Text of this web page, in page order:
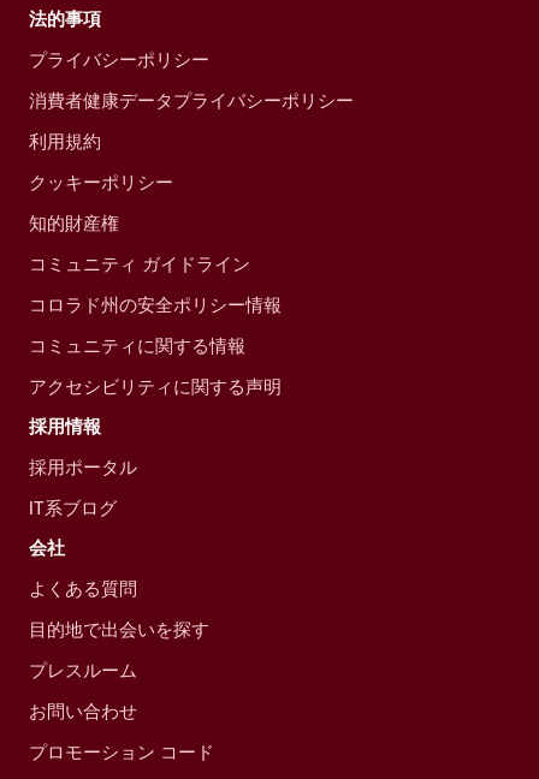
法的事項
プライバシーポリシー
消費者健康データプライバシーポリシー
利用規約
クッキーポリシー
知的財産権
コミュニティ ガイドライン
コロラド州の安全ポリシー情報
コミュニティに関する情報
アクセシビリティに関する声明
採用情報
採用ポータル
IT系ブログ
会社
よくある質問
目的地で出会いを探す
プレスルーム
お問い合わせ
プロモーション コード